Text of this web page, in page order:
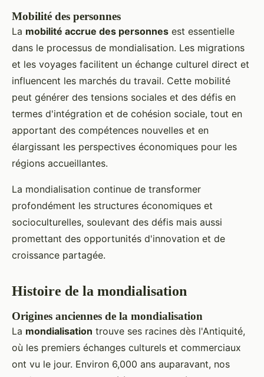
Mobilité des personnes
La mobilité accrue des personnes est essentielle
dans le processus de mondialisation. Les migrations
et les voyages facilitent un échange culturel direct et
influencent les marchés du travail. Cette mobilité
peut générer des tensions sociales et des défis en
termes d'intégration et de cohésion sociale, tout en
apportant des compétences nouvelles et en
élargissant les perspectives économiques pour les
régions accueillantes.
La mondialisation continue de transformer
profondément les structures économiques et
socioculturelles, soulevant des défis mais aussi
promettant des opportunités d'innovation et de
croissance partagée.
Histoire de la mondialisation
Origines anciennes de la mondialisation
La mondialisation trouve ses racines dès l'Antiquité,
où les premiers échanges culturels et commerciaux
ont vu le jour. Environ 6,000 ans auparavant, nos